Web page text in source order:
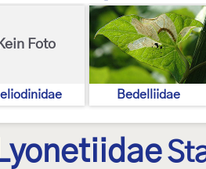
Foto
Bedelliidae
Lyonetiidae